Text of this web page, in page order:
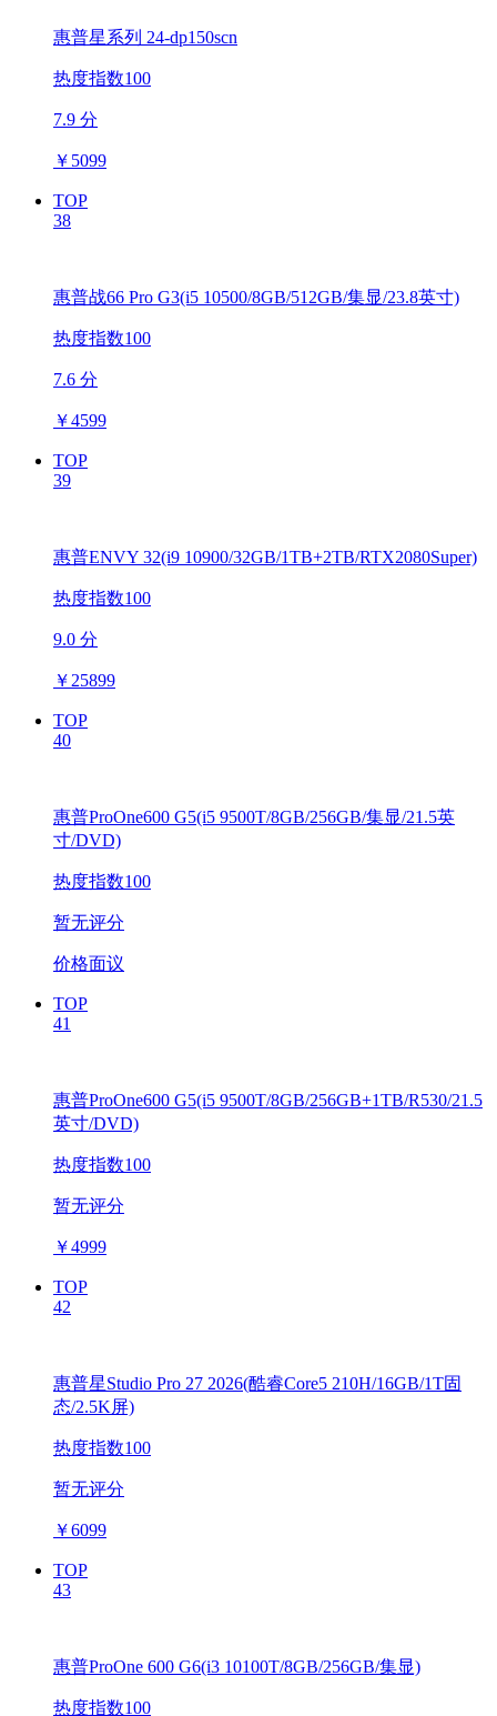
惠普星系列 24-dp150scn
热度指数100
7.9 分
￥ 5099
TOP
38
惠普战66 Pro G3(i5 10500/8GB/512GB/集显/23.8英寸)
热度指数100
7.6 分
￥4599
TOP
39
惠普ENVY 32(i9 10900/32GB/1TB+2TB/RTX2080Super)
热度指数100
9.0 分
￥ 25899
TOP
40
惠普ProOne600 G5(i5 9500T/8GB/256GB/集显/21.5英
寸/DVD)
热度指数100
暂无评分
价格面议
TOP
41
惠普ProOne600 G5(i5 9500T/8GB/256GB+1TB/R530/21.5
英寸/DVD)
热度指数100
暂无评分
￥4999
TOP
42
惠普星Studio Pro 27 2026(酷睿Core5 210H/16GB/1T固
态/2.5K屏)
热度指数100
暂无评分
￥6099
TOP
43
惠普ProOne 600 G6(i3 10100T/8GB/256GB/集显)
热度指数100